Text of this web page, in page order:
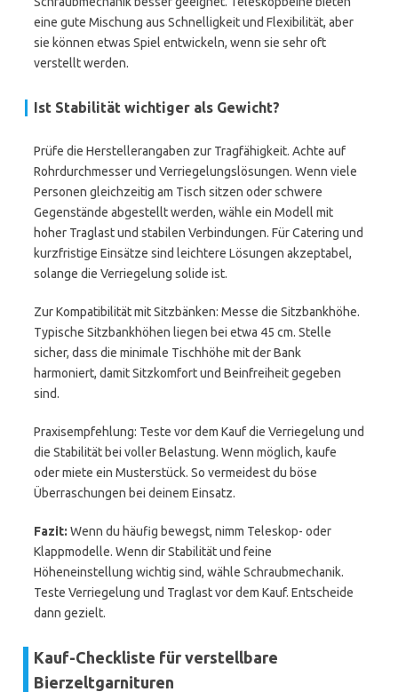
eine gute Mischung aus Schnelligkeit und Flexibilität, aber
sie können etwas Spiel entwickeln, wenn sie sehr oft
verstellt werden.
Ist Stabilität wichtiger als Gewicht?
Prüfe die Herstellerangaben zur Tragfähigkeit. Achte auf
Rohrdurchmesser und Verriegelungslösungen. Wenn viele
Personen gleichzeitig am Tisch sitzen oder schwere
Gegenstände abgestellt werden, wähle ein Modell mit
hoher Traglast und stabilen Verbindungen. Für Catering und
kurzfristige Einsätze sind leichtere Lösungen akzeptabel,
solange die Verriegelung solide ist.
Zur Kompatibilität mit Sitzbänken: Messe die Sitzbankhöhe.
Typische Sitzbankhöhen liegen bei etwa 45 cm. Stelle
sicher, dass die minimale Tischhöhe mit der Bank
harmoniert, damit Sitzkomfort und Beinfreiheit gegeben
sind.
Praxisempfehlung: Teste vor dem Kauf die Verriegelung und
die Stabilität bei voller Belastung. Wenn möglich, kaufe
oder miete ein Musterstück. So vermeidest du böse
Überraschungen bei deinem Einsatz.
Fazit: Wenn du häufig bewegst, nimm Teleskop- oder
Klappmodelle. Wenn dir Stabilität und feine
Höheneinstellung wichtig sind, wähle Schraubmechanik.
Teste Verriegelung und Traglast vor dem Kauf. Entscheide
dann gezielt.
Kauf-Checkliste für verstellbare
Bierzeltgarnituren